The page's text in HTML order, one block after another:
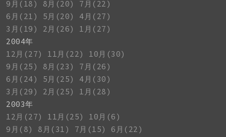
9月(18)
8月(20)
7月(22)
6月(21)
5月(20)
4月(27)
3月(19)
2月(26)
1月(27)
2004年
12月(27)
11月(22)
10月(30)
9月(25)
8月(23)
7月(26)
6月(24)
5月(25)
4月(30)
3月(29)
2月(25)
1月(28)
2003年
12月(27)
11月(25)
10月(6)
9月(8)
8月(31) 7月(15) 6月(22)